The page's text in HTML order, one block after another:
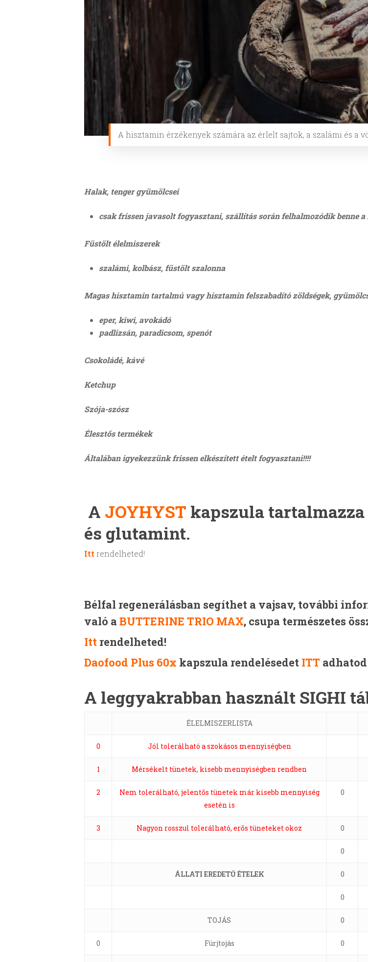
A hisztamin érzékenyek számára az érlelt sajtok, a szalámi és a
Halak, tenger gyümölcsei
csak frissen javasolt fogyasztani, szállítás során felhalmozódik benne
Füstölt élelmiszerek
szalámi, kolbász, füstölt szalonna
Magas hisztamin tartalmú vagy hisztamin felszabadító zöldségek,
eper, kiwi, avokádó
padlizsán, paradicsom, spenót
Csokoládé, kávé
Ketchup
Szója-szósz
Élesztős termékek
Általában igyekezzünk frissen elkészített ételt fogyasztani!!!!
A JOYHYST kapszula
és glutamint.
Itt rendelheted!
Bélfal regenerálásban segíthet a vajsav, további
való a BUTTERINE TRIO MAX, csupa természetes
Itt rendelheted!
Daofood Plus 60x kapszula rendelésedet ITT
A leggyakrabban használt SIGHI
ÉLELMISZERLISTA
0 Jól tolerálható a szokásos mennyiségben
1 Mérsékelt tünetek, kisebb mennyiségben rendben
2
Nem tolerálható, jelentős tünetek már kisebb mennyiség
esetén is
0
3 Nagyon rosszul tolerálható, erős tüneteket okoz 0
0
ÁLLATI EREDETŰ ÉTELEK 0
0
TOJÁS 0
0 Fürjtojás 0